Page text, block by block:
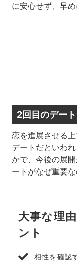
に安心せず、早
2回目のデー
恋を進展させる
デートだといわ
かで、今後の展
ートがなぜ重要
大事な理
ント
相性を確認